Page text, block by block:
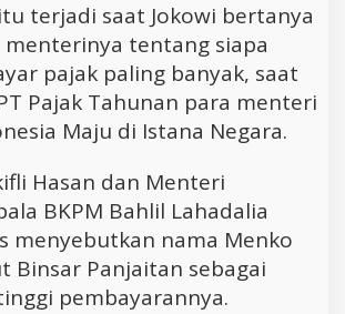
terjadi saat Jokowi bertanya
menterinya tentang siapa
pajak paling banyak, saat
Pajak Tahunan para menteri
Maju di Istana Negara.
Hasan dan Menteri
BKPM Bahlil Lahadalia
menyebutkan nama Menko
Binsar Panjaitan sebagai
pembayarannya.